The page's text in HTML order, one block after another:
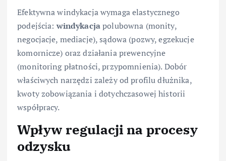
Efektywna windykacja wymaga elastycznego
podejścia:windykacjapolubowna (monity,
negocjacje, mediacje), sądowa (pozwy, egzekucje
komornicze) oraz działania prewencyjne
(monitoring płatności, przypomnienia). Dobór
właściwych narzędzi zależy od profilu dłużnika,
kwoty zobowiązania i dotychczasowej historii
współpracy.
Wpływ regulacji na procesy
odzysku